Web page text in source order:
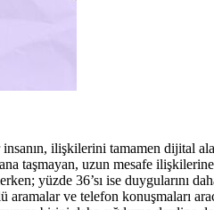
ilişkilerini tamamen dijital
taşmayan, uzun mesafe
yüzde 36’sı ise duygularını
ve telefon konuşmaları